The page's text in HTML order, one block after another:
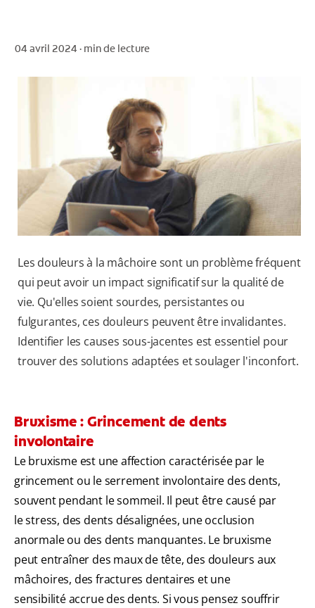
CH (FR)
04 avril 2024 · min de lecture
Les douleurs à la mâchoire sont un problème fréquent
qui peut avoir un impact significatif sur la qualité de
vie. Qu'elles soient sourdes, persistantes ou
fulgurantes, ces douleurs peuvent être invalidantes.
Identifier les causes sous-jacentes est essentiel pour
trouver des solutions adaptées et soulager l'inconfort.
Bruxisme : Grincement de dents
involontaire
Le bruxisme est une affection caractérisée par le
grincement ou le serrement involontaire des dents,
souvent pendant le sommeil. Il peut être causé par
le stress, des dents désalignées, une occlusion
anormale ou des dents manquantes. Le bruxisme
peut entraîner des maux de tête, des douleurs aux
mâchoires, des fractures dentaires et une
sensibilité accrue des dents. Si vous pensez souffrir